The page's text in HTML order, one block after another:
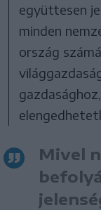
együttesen
minden
ország
Mivel